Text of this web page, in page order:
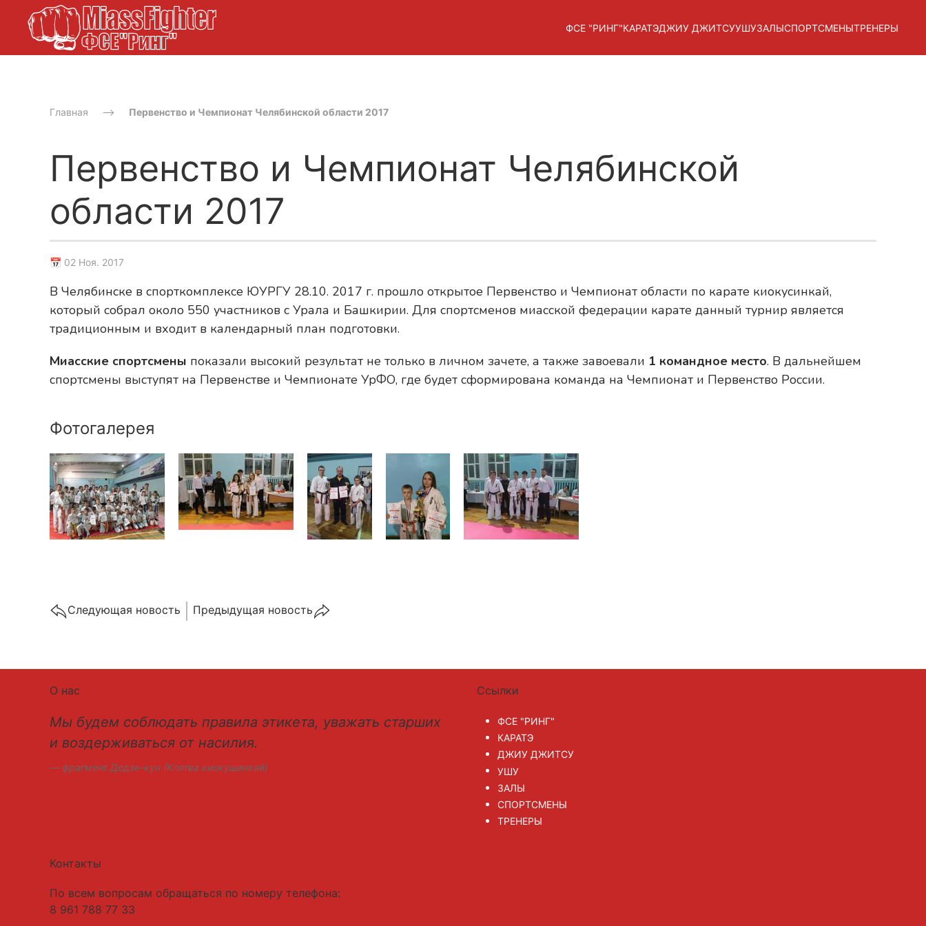
ФСЕ "РИНГ"КАРАТЭДЖИУ ДЖИТСУУШУЗАЛЫСПОРТСМЕНЫТРЕНЕРЫ
Главная Первенство и Чемпионат Челябинской области 2017
Первенство и Чемпионат Челябинской
области 2017
📅 02 Ноя. 2017
В Челябинске в спорткомплексе ЮУРГУ 28.10. 2017 г. прошло открытое Первенство и Чемпионат области по карате киокусинкай,
который собрал около 550 участников с Урала и Башкирии. Для спортсменов миасской федерации карате данный турнир является
традиционным и входит в календарный план подготовки.
Миасские спортсмены показали высокий результат не только в личном зачете, а также завоевали 1 командное место. В дальнейшем
спортсмены выступят на Первенстве и Чемпионате УрФО, где будет сформирована команда на Чемпионат и Первенство России.
Фотогалерея
Cледующая новость Предыдущая новость
О нас
Мы будем соблюдать правила этикета, уважать старших
и воздерживаться от насилия.
фрагмент Додзе-кун (Клятва киокушинкай)
Ссылки
ФСЕ "РИНГ"
КАРАТЭ
ДЖИУ ДЖИТСУ
УШУ
ЗАЛЫ
СПОРТСМЕНЫ
ТРЕНЕРЫ
Контакты
По всем вопросам обращаться по номеру телефона:
8 961 788 77 33